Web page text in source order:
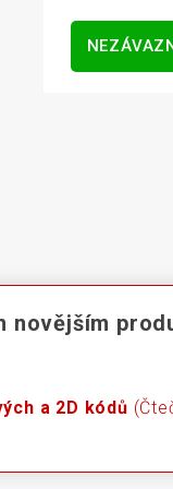
novějším
a 2D kódů